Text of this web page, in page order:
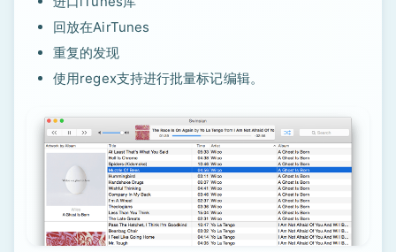
回放在AirTunes
重复的发现
使用regex支持进行批量标记编辑。